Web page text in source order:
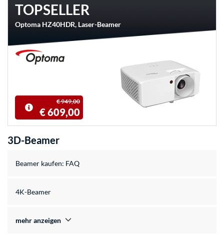
TOPSELLER
Optoma HZ40HDR, Laser-Beamer
€ 949,00
€ 609,00
3D-Beamer
Beamer kaufen: FAQ
4K-Beamer
mehr anzeigen